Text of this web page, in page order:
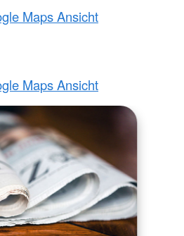
Maps Ansicht
Maps Ansicht